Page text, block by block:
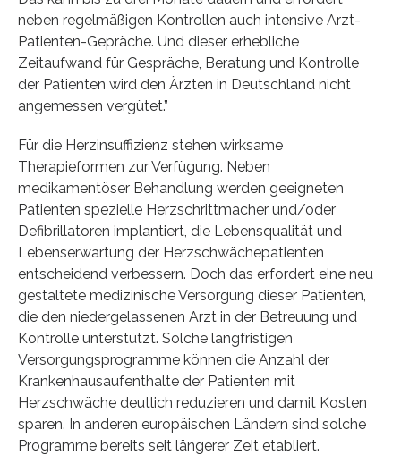
neben regelmäßigen Kontrollen auch intensive Arzt-
Patienten-Gepräche. Und dieser erhebliche
Zeitaufwand für Gespräche, Beratung und Kontrolle
der Patienten wird den Ärzten in Deutschland nicht
angemessen vergütet.”
Für die Herzinsuffizienz stehen wirksame
Therapieformen zur Verfügung. Neben
medikamentöser Behandlung werden geeigneten
Patienten spezielle Herzschrittmacher und/oder
Defibrillatoren implantiert, die Lebensqualität und
Lebenserwartung der Herzschwächepatienten
entscheidend verbessern. Doch das erfordert eine neu
gestaltete medizinische Versorgung dieser Patienten,
die den niedergelassenen Arzt in der Betreuung und
Kontrolle unterstützt. Solche langfristigen
Versorgungsprogramme können die Anzahl der
Krankenhausaufenthalte der Patienten mit
Herzschwäche deutlich reduzieren und damit Kosten
sparen. In anderen europäischen Ländern sind solche
Programme bereits seit längerer Zeit etabliert.